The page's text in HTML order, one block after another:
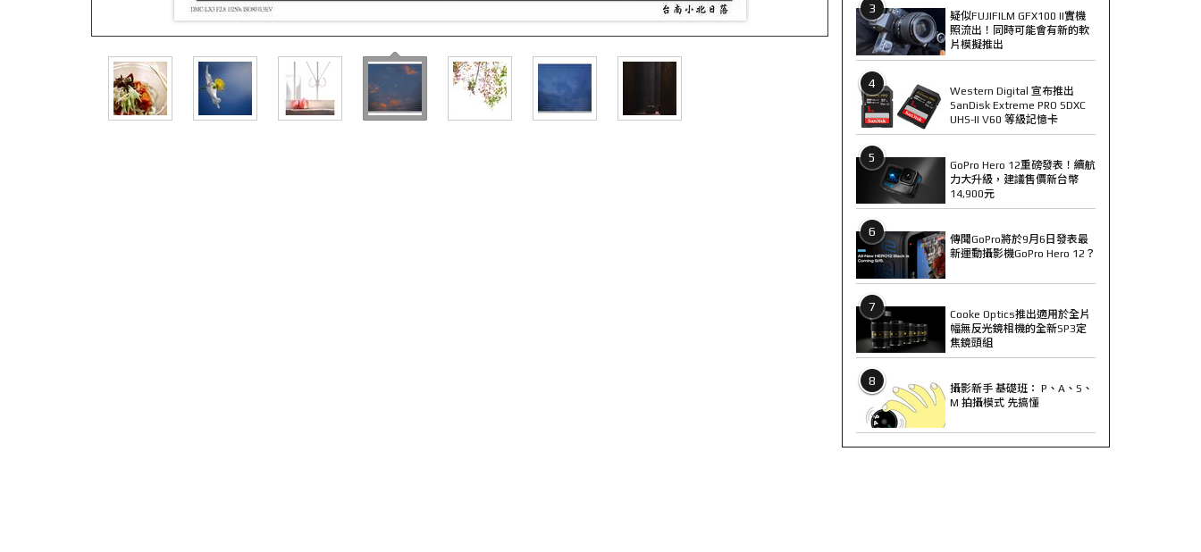
3
疑似FUJIFILM GFX100 II實機
照流出！同時可能會有新的軟
片模擬推出
4
Western Digital 宣布推出
SanDisk Extreme PRO SDXC
UHS-II V60 等級記憶卡
5
GoPro Hero 12重磅發表！續航
力大升級，建議售價新台幣
14,900元
6
傳聞GoPro將於9月6日發表最
新運動攝影機GoPro Hero 12？
7
Cooke Optics推出適用於全片
幅無反光鏡相機的全新SP3定
焦鏡頭組
8
攝影新手 基礎班： P、A、S、
M 拍攝模式 先搞懂